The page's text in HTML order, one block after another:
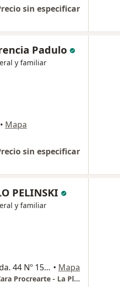
sin especificar
Padulo
y familiar
• Mapa
sin especificar
PELINSKI
y familiar
Calle 9 Nº 75 e/ 35 y 36 // Avda. 44 Nº 1568 e/ 26 y 27, La Plata • Mapa
Hospital Español - La Plata // Iara Procrearte - La Plata